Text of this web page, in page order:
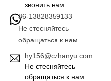
звонить нам
86-13828359133
Не стесняйтесь
обращаться к нам
hy156@czhanyu.com
Не стесняйтесь
обращаться к нам